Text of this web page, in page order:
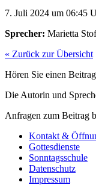
7. Juli 2024 um 06:45
Sprecher: Marietta
« Zurück zur Übersicht
Hören Sie einen
Die Autorin und
Anfragen zum Beitrag
Kontakt &
Gottesdienste
Sonntagsschule
Datenschutz
Impressum